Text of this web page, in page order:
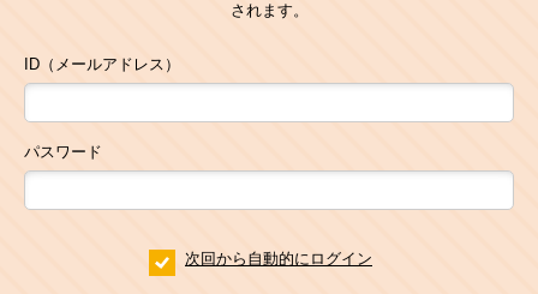
されます。
ID（メールアドレス）
パスワード
次回から自動的にログイン